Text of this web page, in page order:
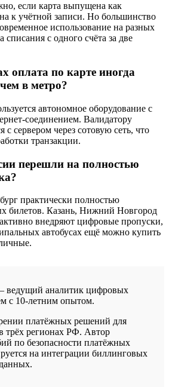
если карта выпущена как
к учётной записи. Но большинство
использование на разных
списания с одного счёта за две
оплата по карте иногда
в метро?
автономное оборудование с
соединением. Валидатору
с сервером через сотовую сеть, что
транзакции.
перешли на полностью
практически полностью
билетов. Казань, Нижний Новгород
внедряют цифровые пропуски,
автобусах ещё можно купить
ведущий аналитик цифровых
с 10-летним опытом.
платёжных решений для
трёх регионах РФ. Автор
по безопасности платёжных
на интеграции биллинговых